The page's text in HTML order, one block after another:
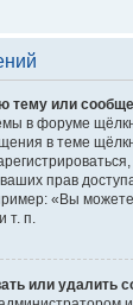
тему или
в форуме
в теме
прав
«Вы
т. п.
или удалить